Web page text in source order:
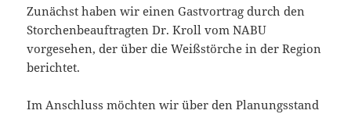
Zunächst haben wir einen Gastvortrag durch den
Storchenbeauftragten Dr. Kroll vom NABU
vorgesehen, der über die Weißstörche in der Region
berichtet.
Im Anschluss möchten wir über den Planungsstand